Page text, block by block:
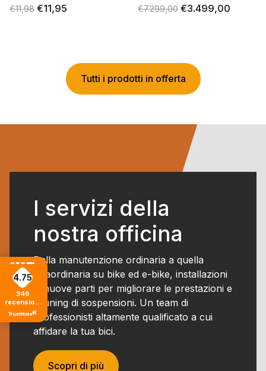
€11,98 Il
€11,95
€11,95.
€7.299,00 Il
€7.299,00.
€3.499,00
Tutti i prodotti in offerta
I servizi della
nostra officina
Dalla manutenzione ordinaria a quella
straordinaria su bike ed e-bike, installazioni
di nuove parti per migliorare le prestazioni e
il tuning di sospensioni. Un team di
professionisti altamente qualificato a cui
affidare la tua bici.
Scopri di più
4.75
349
recensioni
di tutti i